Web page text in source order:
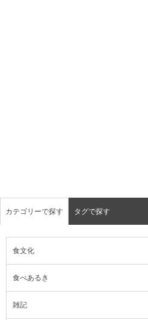
カテゴリーで探す タグで探す
食文化
食べあるき
雑記